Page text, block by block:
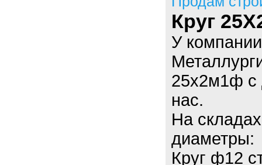
Круг
У
25х2м1ф с
нас.
На
диаметры:
Круг ф12